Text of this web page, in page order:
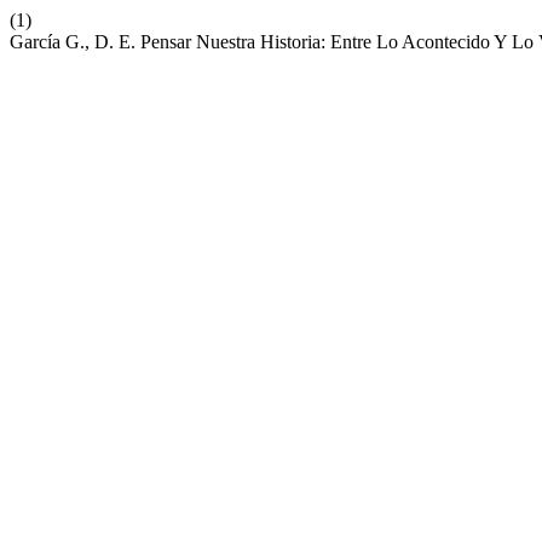
(1)
García G., D. E. Pensar Nuestra Historia: Entre Lo Acontecido Y